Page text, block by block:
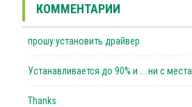
КОММЕНТАРИИ
прошу установить драйвер
Устанавливается до 90% и ... ни с места
Thanks